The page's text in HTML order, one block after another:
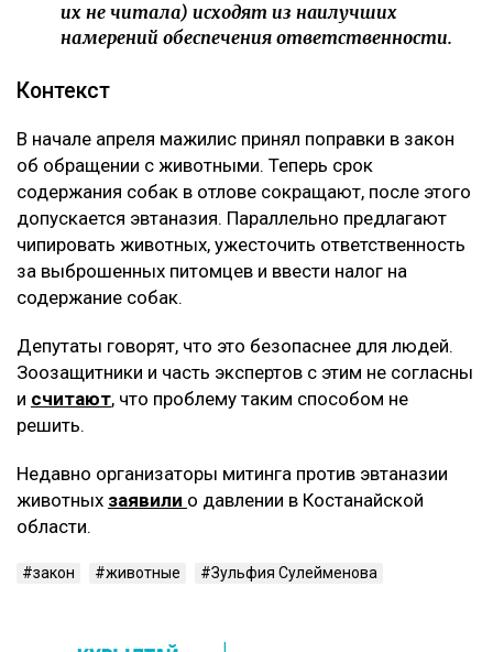
их не читала) исходят из наилучших
намерений обеспечения ответственности.
Контекст
В начале апреля мажилис принял поправки в закон
об обращении с животными. Теперь срок
содержания собак в отлове сокращают, после этого
допускается эвтаназия. Параллельно предлагают
чипировать животных, ужесточить ответственность
за выброшенных питомцев и ввести налог на
содержание собак.
Депутаты говорят, что это безопаснее для людей.
Зоозащитники и часть экспертов с этим не согласны
и считают, что проблему таким способом не
решить.
Недавно организаторы митинга против эвтаназии
животных заявили о давлении в Костанайской
области.
закон животные Зульфия Сулейменова